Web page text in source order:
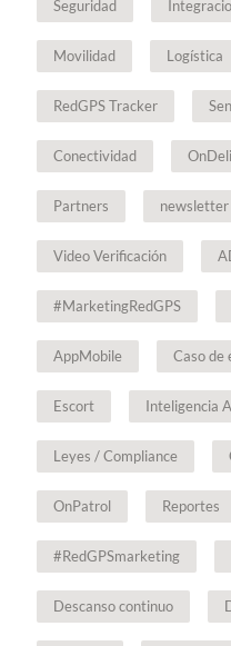
Seguridad
Movilidad Logística
RedGPS Tracker
Conectividad
Partners newsletter
Video Verificación
#MarketingRedGPS
AppMobile Caso de
Escort Inteligencia
Leyes / Compliance
OnPatrol Reportes
#RedGPSmarketing
Descanso continuo